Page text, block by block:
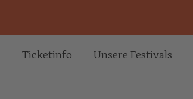
Ticketinfo Unsere Festivals